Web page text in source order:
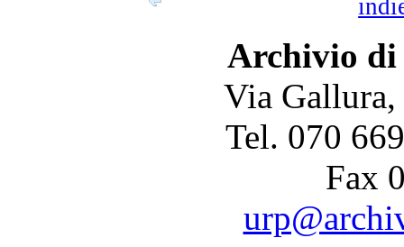
Archivio
Via
Tel. 070
Fax